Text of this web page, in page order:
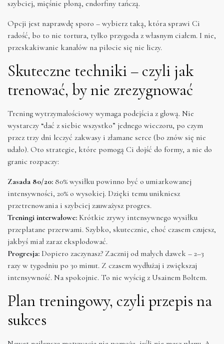
szybciej, mięśnie płoną, endorfiny tańczą.
Opcji jest naprawdę sporo – wybierz taką, która sprawi Ci
radość, bo to nie tortura, tylko przygoda z własnym ciałem. I nie,
przeskakiwanie kanałów na pilocie się nie liczy.
Skuteczne techniki – czyli jak
trenować, by nie zrezygnować
Trening wytrzymałościowy wymaga podejścia z głową. Nie
wystarczy “dać z siebie wszystko” jednego wieczoru, po czym
przez trzy dni leczyć zakwasy i złamane serce (bo znów się nie
udało). Oto strategie, które pomogą Ci dojść do formy, a nie do
granic rozpaczy:
Zasada 80/20: 80% wysiłku powinno być o umiarkowanej
intensywności, 20% o wysokiej. Dzięki temu unikniesz
przetrenowania i szybciej zauważysz progres.
Treningi interwałowe: Krótkie zrywy intensywnego wysiłku
przeplatane przerwami. Szybko, skutecznie, choć czasem czujesz,
jakbyś miał zaraz eksplodować.
Progresja: Dopiero zaczynasz? Zacznij od małych dawek – 2–3
razy w tygodniu po 30 minut. Z czasem wydłużaj i zwiększaj
intensywność. Na spokojnie. To nie wyścig z Usainem Boltem.
Plan treningowy, czyli przepis na
sukces